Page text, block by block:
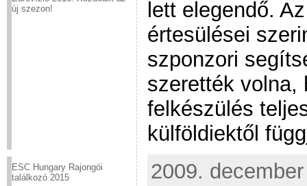
új szezon!
ESC Hungary Rajongói
találkozó 2015
lett elegendő.
értesülései
szponzori
szerették volna,
felkészülés
külföldiektől
2009.